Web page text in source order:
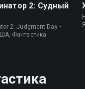
2: Судный
2: Judgment Day •
Фантастика